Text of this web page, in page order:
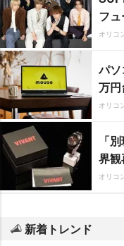
フ
オリコ
パ
万円
オリコ
「
界
オリコ
新着トレンド